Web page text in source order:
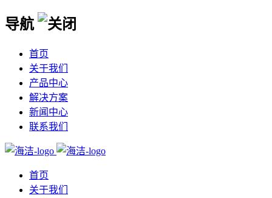
导航
首页
关于我们
产品中心
解决方案
新闻中心
联系我们
首页
关于我们